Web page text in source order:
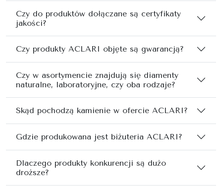
Czy do produktów dołączane są certyfikaty
jakości?
Czy produkty ACLARI objęte są gwarancją?
Czy w asortymencie znajdują się diamenty
naturalne, laboratoryjne, czy oba rodzaje?
Skąd pochodzą kamienie w ofercie ACLARI?
Gdzie produkowana jest biżuteria ACLARI?
Dlaczego produkty konkurencji są dużo
droższe?